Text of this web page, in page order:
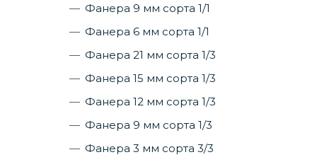
Фанера 9 мм сорта 1/1
Фанера 6 мм сорта 1/1
Фанера 21 мм сорта 1/3
Фанера 15 мм сорта 1/3
Фанера 12 мм сорта 1/3
Фанера 9 мм сорта 1/3
Фанера 3 мм сорта 3/3